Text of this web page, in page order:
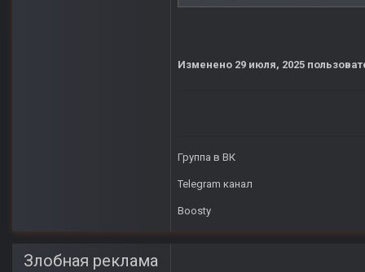
Изменено 29 июля, 2025
Группа в ВК
Telegram канал
Boosty
Злобная реклама